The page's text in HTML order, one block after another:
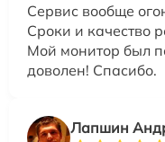
Сервис вообще
Сроки и качество
Мой монитор был
доволен! Спасибо.
Лапшин